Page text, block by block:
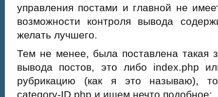
управления постами и главной не
возможности контроля вывода
желать лучшего.
Тем не менее, была поставлена такая
вывода постов, это либо index.php
рубрикацию (как я это называю),
category-ID.php и ищем нечто подобное: